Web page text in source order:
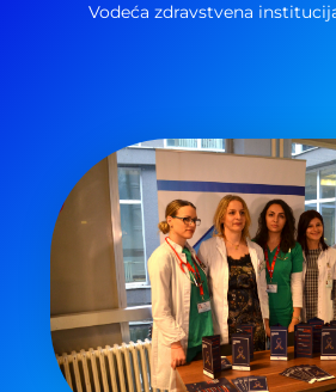
Vodeća zdravstvena